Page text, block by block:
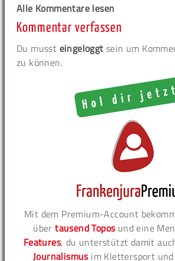
Alle Kommentare lesen
Kommentar verfassen
Du musst eingeloggt sein um
zu können.
Mit dem Premium-Account
übertausend Toposund eine
Features, du unterstützt damit
Journalismusim Klettersport